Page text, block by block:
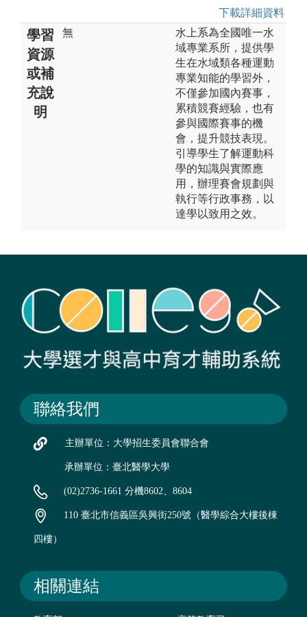
下載詳細資料
學習
資源
或補
充說
明
無
水上系為全國唯一水
域專業系所，提供學
生在水域類各種運動
專業知能的學習外，
不僅參加國內賽事，
累積競賽經驗，也有
參與國際賽事的機
會，提升競技表現。
引導學生了解運動科
學的知識與實際應
用，辦理賽會規劃與
執行等行政事務，以
達學以致用之效。
聯絡我們
主辦單位：大學招生委員會聯合會
承辦單位：臺北醫學大學
(02)2736-1661 分機8602、8604
110 臺北市信義區吳興街250號（醫學綜合大樓後棟
四樓）
相關連結